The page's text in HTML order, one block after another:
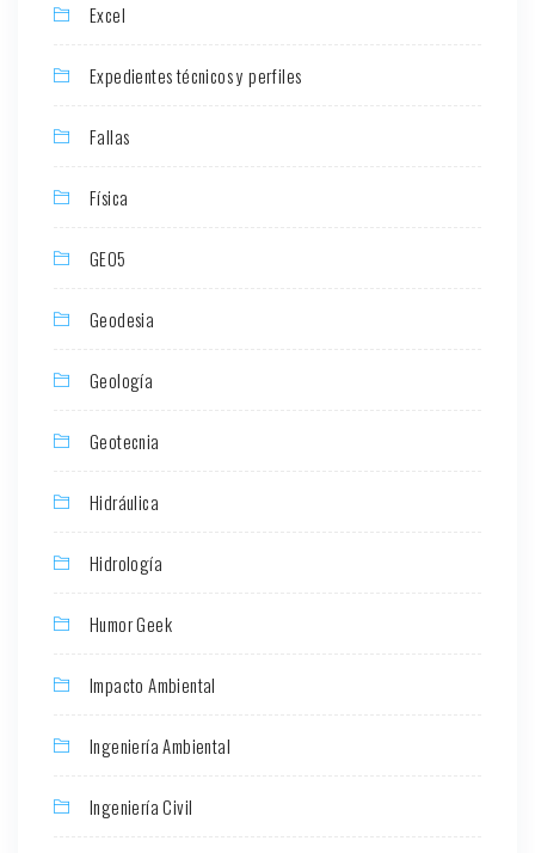
Excel
Expedientes técnicos y perfiles
Fallas
Física
GEO5
Geodesia
Geología
Geotecnia
Hidráulica
Hidrología
Humor Geek
Impacto Ambiental
Ingeniería Ambiental
Ingeniería Civil